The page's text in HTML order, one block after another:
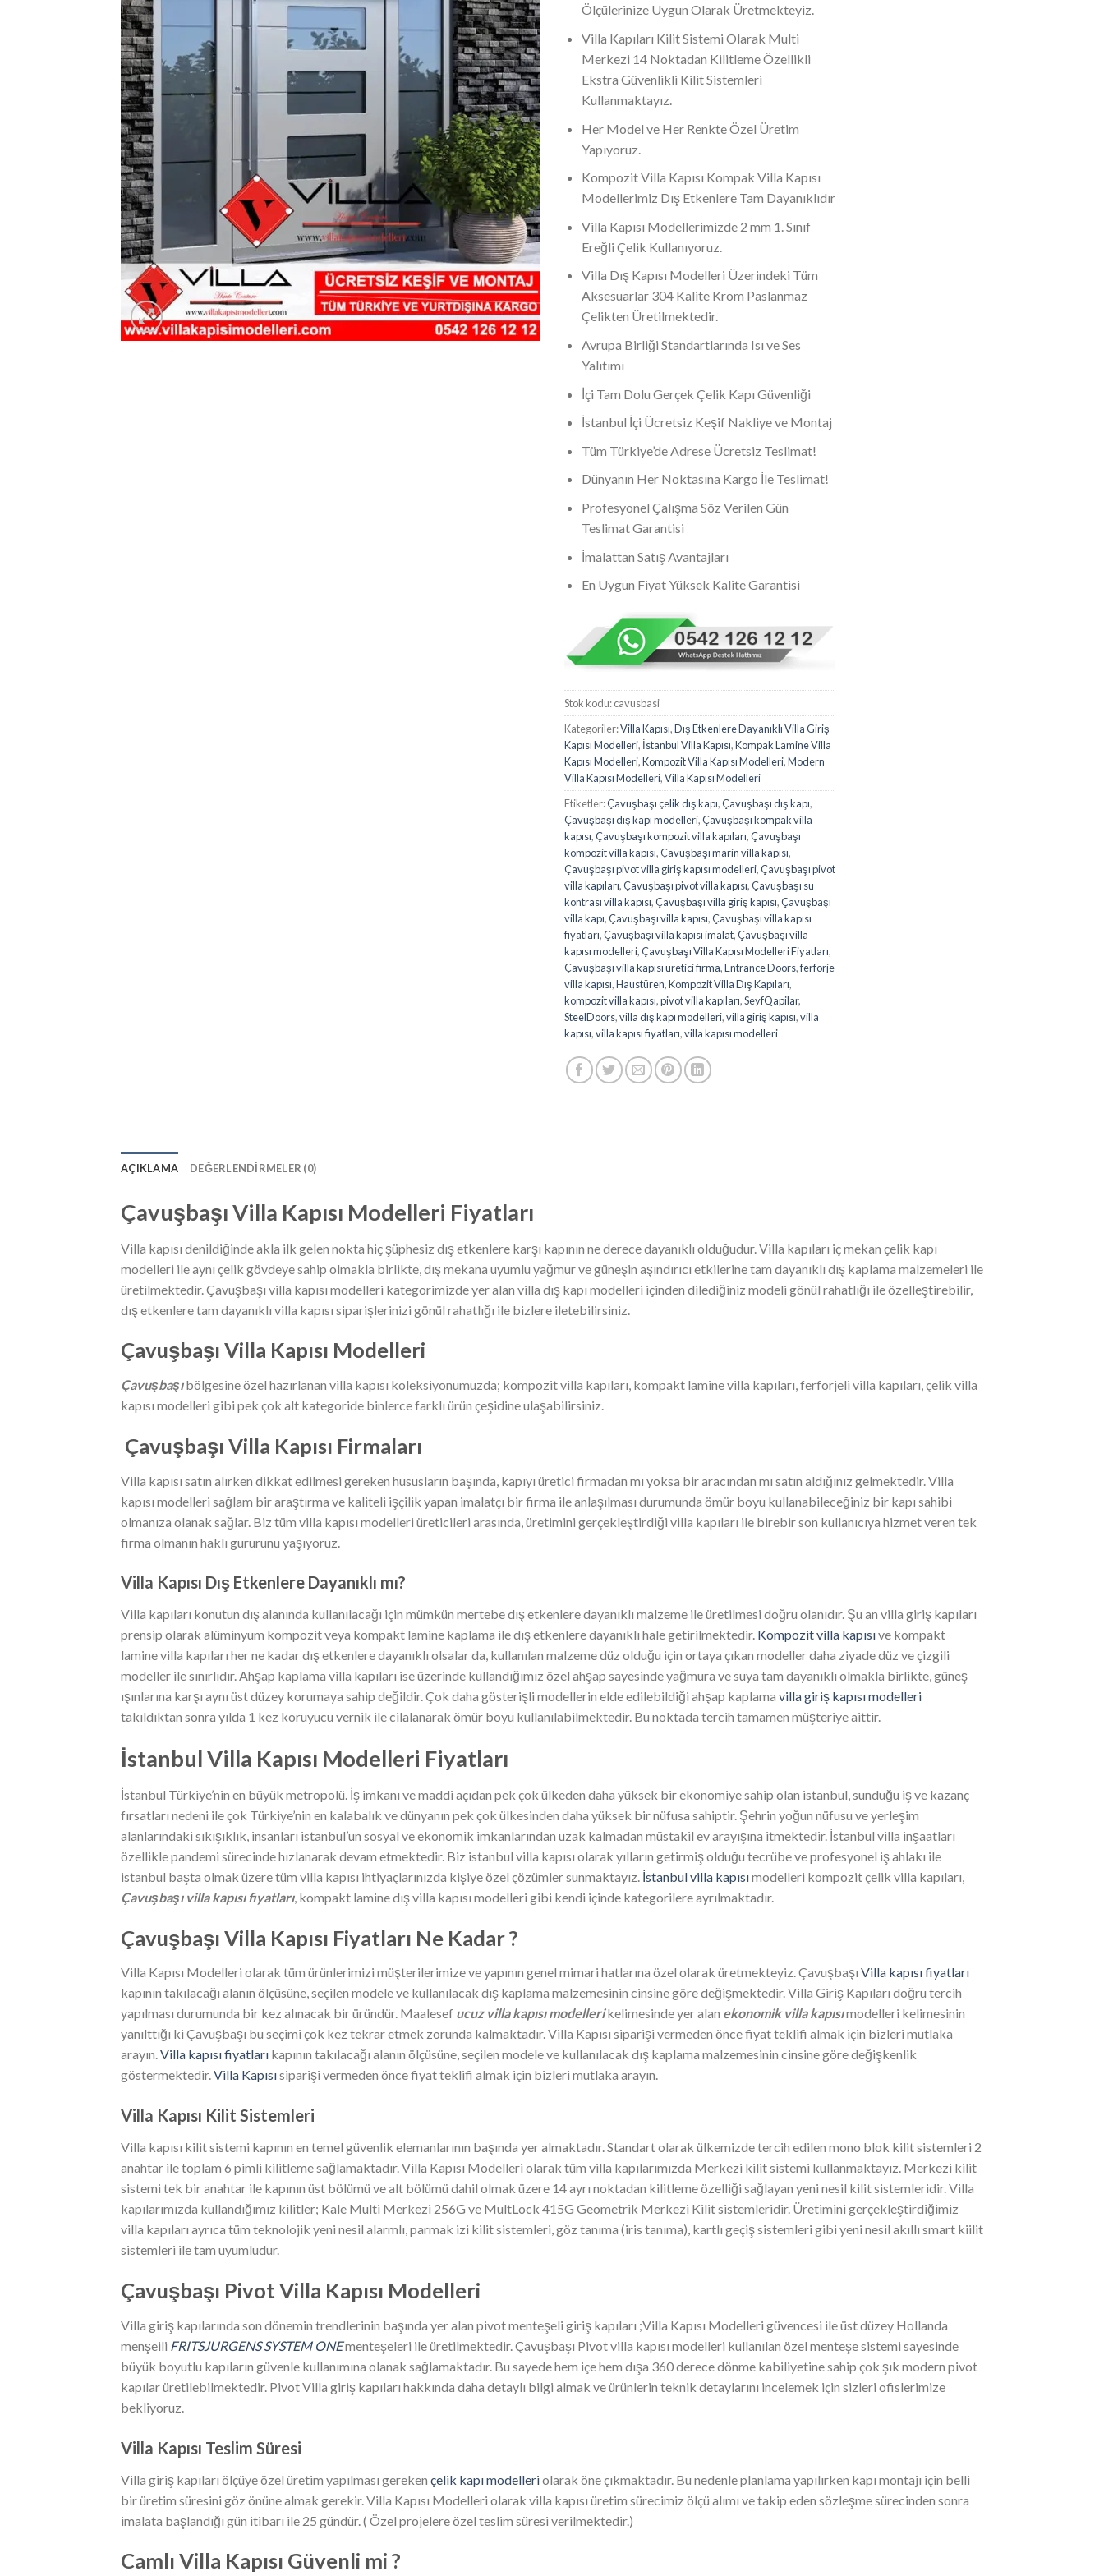
Ölçülerinize Uygun Olarak Üretmekteyiz.
Villa Kapıları Kilit Sistemi Olarak Multi
Merkezi 14 Noktadan Kilitleme Özellikli
Ekstra Güvenlikli Kilit Sistemleri
Kullanmaktayız.
Her Model ve Her Renkte Özel Üretim
Yapıyoruz.
Kompozit Villa Kapısı Kompak Villa Kapısı
Modellerimiz Dış Etkenlere Tam Dayanıklıdır
Villa Kapısı Modellerimizde 2 mm 1. Sınıf
Ereğli Çelik Kullanıyoruz.
Villa Dış Kapısı Modelleri Üzerindeki Tüm
Aksesuarlar 304 Kalite Krom Paslanmaz
Çelikten Üretilmektedir.
Avrupa Birliği Standartlarında Isı ve Ses
Yalıtımı
İçi Tam Dolu Gerçek Çelik Kapı Güvenliği
İstanbul İçi Ücretsiz Keşif Nakliye ve Montaj
Tüm Türkiye’de Adrese Ücretsiz Teslimat!
Dünyanın Her Noktasına Kargo İle Teslimat!
Profesyonel Çalışma Söz Verilen Gün
Teslimat Garantisi
İmalattan Satış Avantajları
En Uygun Fiyat Yüksek Kalite Garantisi
Stok kodu:cavusbasi
Kategoriler:Villa Kapısı,Dış Etkenlere Dayanıklı Villa Giriş
Kapısı Modelleri, İstanbul Villa Kapısı,Kompak Lamine Villa
Kapısı Modelleri,Kompozit Villa Kapısı Modelleri,Modern
Villa Kapısı Modelleri,Villa Kapısı Modelleri
Etiketler:Çavuşbaşı çelik dış kapı,Çavuşbaşı dış kapı,
Çavuşbaşı dış kapı modelleri,Çavuşbaşı kompak villa
kapısı,Çavuşbaşı kompozit villa kapıları,Çavuşbaşı
kompozit villa kapısı,Çavuşbaşı marin villa kapısı,
Çavuşbaşı pivot villa giriş kapısı modelleri,Çavuşbaşı pivot
villa kapıları,Çavuşbaşı pivot villa kapısı,Çavuşbaşı su
kontrası villa kapısı,Çavuşbaşı villa giriş kapısı,Çavuşbaşı
villa kapı,Çavuşbaşı villa kapısı,Çavuşbaşı villa kapısı
fiyatları,Çavuşbaşı villa kapısı imalat,Çavuşbaşı villa
kapısı modelleri,Çavuşbaşı Villa Kapısı Modelleri Fiyatları,
Çavuşbaşı villa kapısı üretici firma,Entrance Doors,ferforje
villa kapısı,Haustüren,Kompozit Villa Dış Kapıları,
kompozit villa kapısı,pivot villa kapıları,SeyfQapilar,
SteelDoors,villa dış kapı modelleri,villa giriş kapısı,villa
kapısı,villa kapısı fiyatları,villa kapısı modelleri
AÇIKLAMA DEĞERLENDIRMELER (0)
ÇavuşbaşıVilla Kapısı Modelleri Fiyatları
Villa kapısı denildiğinde akla ilk gelen nokta hiç şüphesiz dış etkenlere karşı kapının ne derece dayanıklı olduğudur. Villa kapıları iç mekan çelik kapı
modelleri ile aynı çelik gövdeye sahip olmakla birlikte, dış mekana uyumlu yağmur ve güneşin aşındırıcı etkilerine tam dayanıklı dış kaplama malzemeleri ile
üretilmektedir. Çavuşbaşı villa kapısı modelleri kategorimizde yer alan villa dış kapı modelleri içinden dilediğiniz modeli gönül rahatlığı ile özelleştirebilir,
dış etkenlere tam dayanıklı villa kapısı siparişlerinizi gönül rahatlığı ile bizlere iletebilirsiniz.
Çavuşbaşı Villa Kapısı Modelleri
Çavuşbaşıbölgesine özel hazırlanan villa kapısı koleksiyonumuzda; kompozit villa kapıları, kompakt lamine villa kapıları, ferforjeli villa kapıları, çelik villa
kapısı modelleri gibi pek çok alt kategoride binlerce farklı ürün çeşidine ulaşabilirsiniz.
Çavuşbaşı Villa Kapısı Firmaları
Villa kapısı satın alırken dikkat edilmesi gereken hususların başında, kapıyı üretici firmadan mı yoksa bir aracından mı satın aldığınız gelmektedir. Villa
kapısı modelleri sağlam bir araştırma ve kaliteli işçilik yapan imalatçı bir firma ile anlaşılması durumunda ömür boyu kullanabileceğiniz bir kapı sahibi
olmanıza olanak sağlar. Biz tüm villa kapısı modelleri üreticileri arasında, üretimini gerçekleştirdiği villa kapıları ile birebir son kullanıcıya hizmet veren tek
firma olmanın haklı gururunu yaşıyoruz.
Villa Kapısı Dış Etkenlere Dayanıklı mı?
Villa kapıları konutun dış alanında kullanılacağı için mümkün mertebe dış etkenlere dayanıklı malzeme ile üretilmesi doğru olanıdır. Şu an villa giriş kapıları
prensip olarak alüminyum kompozit veya kompakt lamine kaplama ile dış etkenlere dayanıklı hale getirilmektedir. Kompozit villa kapısıve kompakt
lamine villa kapıları her ne kadar dış etkenlere dayanıklı olsalar da, kullanılan malzeme düz olduğu için ortaya çıkan modeller daha ziyade düz ve çizgili
modeller ile sınırlıdır. Ahşap kaplama villa kapıları ise üzerinde kullandığımız özel ahşap sayesinde yağmura ve suya tam dayanıklı olmakla birlikte, güneş
ışınlarına karşı aynı üst düzey korumaya sahip değildir. Çok daha gösterişli modellerin elde edilebildiği ahşap kaplama villa giriş kapısı modelleri
takıldıktan sonra yılda 1 kez koruyucu vernik ile cilalanarak ömür boyu kullanılabilmektedir. Bu noktada tercih tamamen müşteriye aittir.
İstanbul Villa Kapısı Modelleri Fiyatları
İstanbul Türkiye’nin en büyük metropolü. İş imkanı ve maddi açıdan pek çok ülkeden daha yüksek bir ekonomiye sahip olan istanbul, sunduğu iş ve kazanç
fırsatları nedeni ile çok Türkiye’nin en kalabalık ve dünyanın pek çok ülkesinden daha yüksek bir nüfusa sahiptir. Şehrin yoğun nüfusu ve yerleşim
alanlarındaki sıkışıklık, insanları istanbul’un sosyal ve ekonomik imkanlarından uzak kalmadan müstakil ev arayışına itmektedir. İstanbul villa inşaatları
özellikle pandemi sürecinde hızlanarak devam etmektedir. Biz istanbul villa kapısı olarak yılların getirmiş olduğu tecrübe ve profesyonel iş ahlakı ile
istanbul başta olmak üzere tüm villa kapısı ihtiyaçlarınızda kişiye özel çözümler sunmaktayız. İstanbul villa kapısımodelleri kompozit çelik villa kapıları,
Çavuşbaşı villa kapısı fiyatları, kompakt lamine dış villa kapısı modelleri gibi kendi içinde kategorilere ayrılmaktadır.
Çavuşbaşı Villa Kapısı Fiyatları Ne Kadar ?
Villa Kapısı Modelleri olarak tüm ürünlerimizi müşterilerimize ve yapının genel mimari hatlarına özel olarak üretmekteyiz. Çavuşbaşı Villa kapısı fiyatları
kapının takılacağı alanın ölçüsüne, seçilen modele ve kullanılacak dış kaplama malzemesinin cinsine göre değişmektedir. Villa Giriş Kapıları doğru tercih
yapılması durumunda bir kez alınacak bir üründür. Maalesef ucuz villa kapısı modellerikelimesinde yer alan ekonomik villa kapısımodelleri kelimesinin
yanılttığı ki Çavuşbaşı bu seçimi çok kez tekrar etmek zorunda kalmaktadır. Villa Kapısı siparişi vermeden önce fiyat teklifi almak için bizleri mutlaka
arayın.Villa kapısı fiyatları kapının takılacağı alanın ölçüsüne, seçilen modele ve kullanılacak dış kaplama malzemesinin cinsine göre değişkenlik
göstermektedir.Villa Kapısısiparişi vermeden önce fiyat teklifi almak için bizleri mutlaka arayın.
Villa Kapısı Kilit Sistemleri
Villa kapısı kilit sistemi kapının en temel güvenlik elemanlarının başında yer almaktadır. Standart olarak ülkemizde tercih edilen mono blok kilit sistemleri 2
anahtar ile toplam 6 pimli kilitleme sağlamaktadır. Villa Kapısı Modelleri olarak tüm villa kapılarımızda Merkezi kilit sistemi kullanmaktayız. Merkezi kilit
sistemi tek bir anahtar ile kapının üst bölümü ve alt bölümü dahil olmak üzere 14 ayrı noktadan kilitleme özelliği sağlayan yeni nesil kilit sistemleridir. Villa
kapılarımızda kullandığımız kilitler; Kale Multi Merkezi 256G ve MultLock 415G Geometrik Merkezi Kilit sistemleridir. Üretimini gerçekleştirdiğimiz
villa kapıları ayrıca tüm teknolojik yeni nesil alarmlı, parmak izi kilit sistemleri, göz tanıma (iris tanıma), kartlı geçiş sistemleri gibi yeni nesil akıllı smart kiilit
sistemleri ile tam uyumludur.
Çavuşbaşı Pivot Villa Kapısı Modelleri
Villa giriş kapılarında son dönemin trendlerinin başında yer alan pivot menteşeli giriş kapıları ;Villa Kapısı Modelleri güvencesi ile üst düzey Hollanda
menşeili FRITSJURGENS SYSTEM ONEmenteşeleri ile üretilmektedir. Çavuşbaşı Pivot villa kapısı modelleri kullanılan özel menteşe sistemi sayesinde
büyük boyutlu kapıların güvenle kullanımına olanak sağlamaktadır. Bu sayede hem içe hem dışa 360 derece dönme kabiliyetine sahip çok şık modern pivot
kapılar üretilebilmektedir. Pivot Villa giriş kapıları hakkında daha detaylı bilgi almak ve ürünlerin teknik detaylarını incelemek için sizleri ofislerimize
bekliyoruz.
Villa Kapısı Teslim Süresi
Villa giriş kapıları ölçüye özel üretim yapılması gereken çelik kapı modelleriolarak öne çıkmaktadır. Bu nedenle planlama yapılırken kapı montajı için belli
bir üretim süresini göz önüne almak gerekir. Villa Kapısı Modelleri olarak villa kapısı üretim sürecimiz ölçü alımı ve takip eden sözleşme sürecinden sonra
imalata başlandığı gün itibarı ile 25 gündür. ( Özel projelere özel teslim süresi verilmektedir.)
Camlı Villa Kapısı Güvenli mi ?